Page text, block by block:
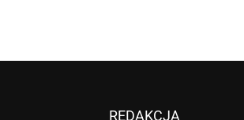
REDAKCJA